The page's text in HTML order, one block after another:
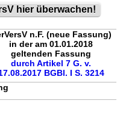
hier überwachen!
n.F. (neue Fassung)
in der am 01.01.2018
geltenden Fassung
durch Artikel 7 G. v.
BGBl. I S. 3214